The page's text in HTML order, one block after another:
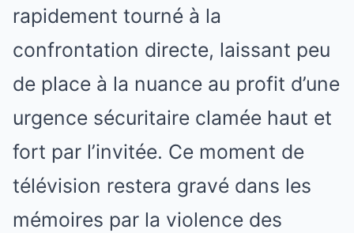
rapidement tourné à la
confrontation directe, laissant peu
de place à la nuance au profit d’une
urgence sécuritaire clamée haut et
fort par l’invitée. Ce moment de
télévision restera gravé dans les
mémoires par la violence des